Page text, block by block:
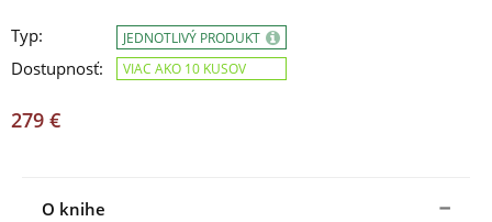
Typ:
Dostupnosť:
JEDNOTLIVÝ PRODUKT
VIAC AKO 10 KUSOV
279 €
O knihe